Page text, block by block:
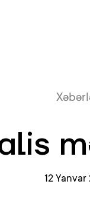
12 Yanvar